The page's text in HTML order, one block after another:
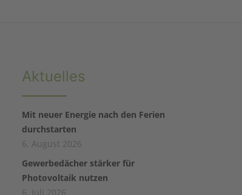
Aktuelles
Mit neuer Energie nach den Ferien
durchstarten
6. August 2026
Gewerbedächer stärker für
Photovoltaik nutzen
6. Juli 2026